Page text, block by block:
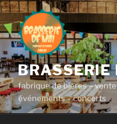
Aller
au
contenu
principal
fabrique de bières –
événements – concerts